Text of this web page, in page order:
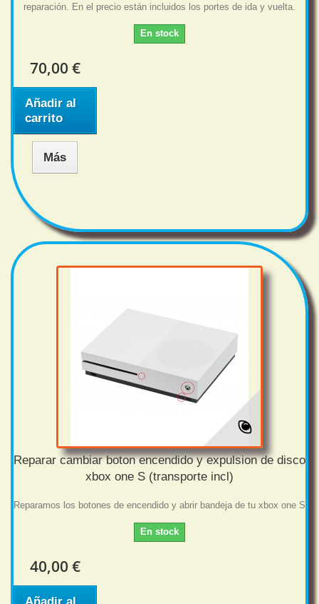
reparación. En el precio están incluidos los portes de ida y vuelta.
En stock
70,00 €
Añadir al
carrito
Más
Reparar cambiar boton encendido y expulsion de disco
xbox one S (transporte incl)
Reparamos los botones de encendido y abrir bandeja de tu xbox one S
En stock
40,00 €